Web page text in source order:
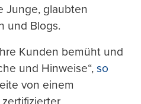
Junge, glaubten
und Blogs.
Kunden bemüht und
und Hinweise“, so
von einem